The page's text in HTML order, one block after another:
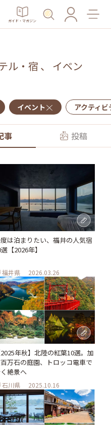
ガイド・マガジン
ル・宿 、 イベン
イベント アクティ
事 投稿
は泊まりたい、福井の人気宿
【2026年】
福井県 2026.03.26
2025年秋】北陸の紅葉10選。加
万石の庭園、トロッコ電車で
絶景へ
石川県 2025.10.16